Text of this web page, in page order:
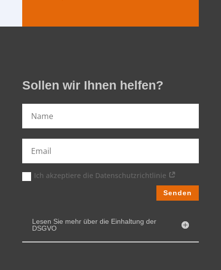
Sollen wir Ihnen helfen?
Ich akzeptiere die Datenschutzrichtlinie
Senden
Lesen Sie mehr über die Einhaltung der
DSGVO